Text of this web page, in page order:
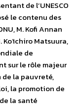
de l’UNESCO
le contenu des
M. Kofi Annan
Koïchiro Matsuura,
de
sur le rôle majeur
la pauvreté,
la promotion de
la santé